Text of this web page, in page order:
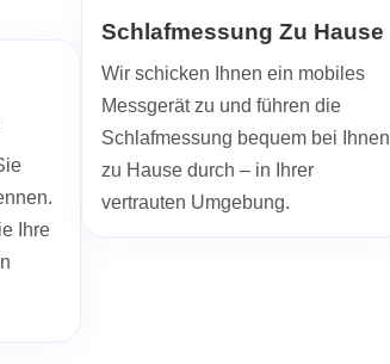
Ihre
Schlafmessung Zu Hause
Wir schicken Ihnen ein mobiles
Messgerät zu und führen die
Schlafmessung bequem bei Ihnen
zu Hause durch – in Ihrer
vertrauten Umgebung.